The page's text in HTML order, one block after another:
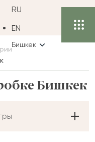
RU
EN
Бишкек
Бишкек